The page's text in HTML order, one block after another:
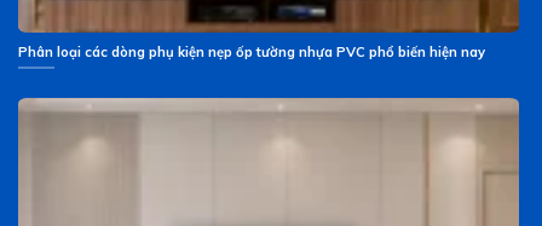
Phân loại các dòng phụ kiện nẹp ốp tường nhựa PVC phổ biến hiện nay